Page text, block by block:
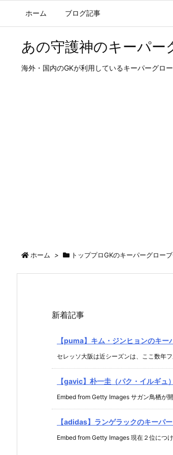
ホーム ブログ記事
あの守護神のキーパー
海外・国内のGKが利用しているキーパーグロ
ホーム > トッププロGKのキーパーグロー
新着記事
【puma】キム・ジンヒョンのキ
セレッソ大阪は近シーズンは、ここ数年
【gavic】朴一圭（パク・イルギ
Embed from Getty Images サガン鳥栖が
【adidas】ランゲラックのキーパ
Embed from Getty Images 現在２位につ